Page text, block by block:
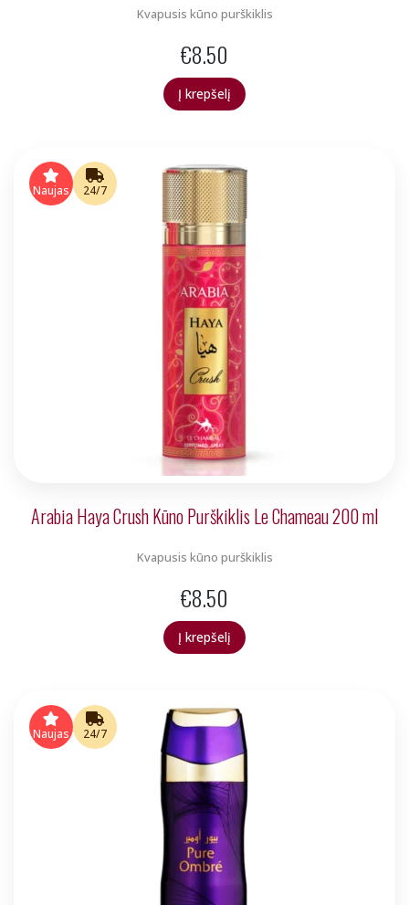
Kvapusis kūno purškiklis
€8.50
Į krepšelį
Naujas 24/7
Arabia Haya Crush Kūno Purškiklis Le Chameau 200 ml
Kvapusis kūno purškiklis
€8.50
Į krepšelį
Naujas 24/7